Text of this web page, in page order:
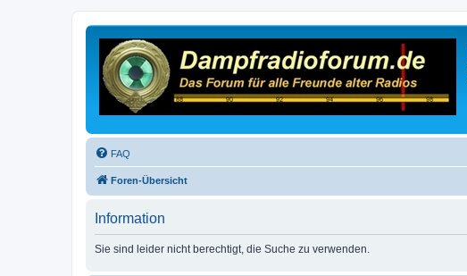
FAQ
Foren-Übersicht
Information
Sie sind leider nicht berechtigt, die Suche zu verwenden.